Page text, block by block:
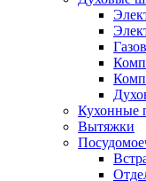
Кухонные
Вытяжки